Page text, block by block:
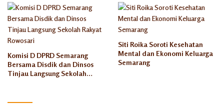
Komisi D DPRD Semarang
Bersama Disdik dan Dinsos
Tinjau Langsung Sekolah
Siti Roika Soroti Kesehatan
Mental dan Ekonomi Keluarga
Semarang